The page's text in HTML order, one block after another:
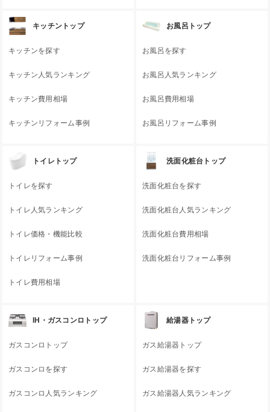
キッチントップ
キッチンを探す
キッチン人気ランキング
キッチン費用相場
キッチンリフォーム事例
お風呂トップ
お風呂を探す
お風呂人気ランキング
お風呂費用相場
お風呂リフォーム事例
トイレトップ
トイレを探す
トイレ人気ランキング
トイレ価格・機能比較
トイレリフォーム事例
トイレ費用相場
洗面化粧台トップ
洗面化粧台を探す
洗面化粧台人気ランキング
洗面化粧台費用相場
洗面化粧台リフォーム事例
IH・ガスコンロトップ
ガスコンロトップ
ガスコンロを探す
ガスコンロ人気ランキング
給湯器トップ
ガス給湯器トップ
ガス給湯器を探す
ガス給湯器人気ランキング